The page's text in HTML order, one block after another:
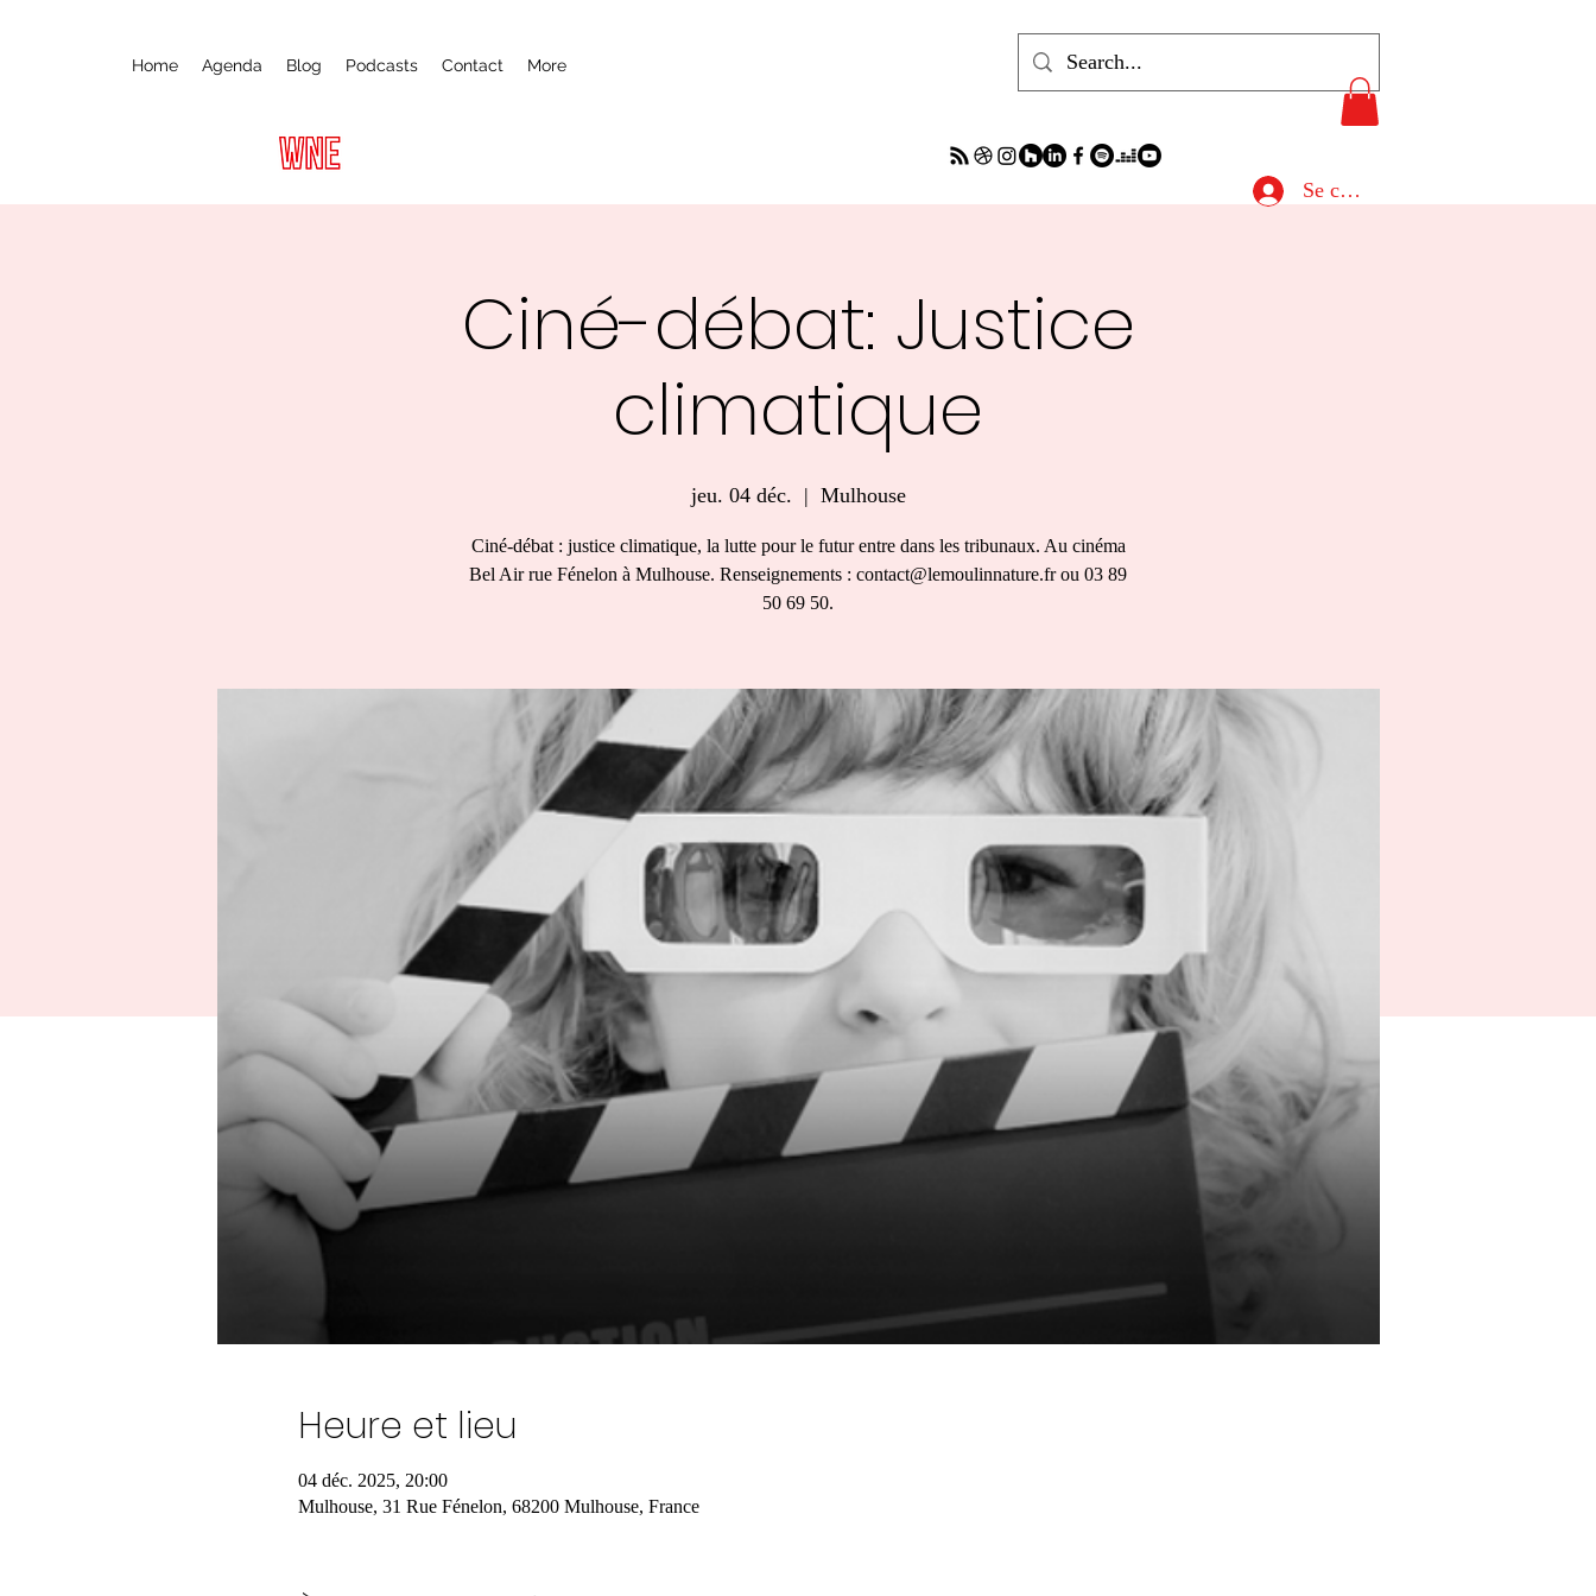
Home Agenda Blog Podcasts Contact More
Se connecter
Ciné-débat: Justice
climatique
jeu. 04 déc.
  |
Mulhouse
Ciné-débat : justice climatique, la lutte pour le futur entre dans les tribunaux. Au cinéma
Bel Air rue Fénelon à Mulhouse. Renseignements : contact@lemoulinnature.fr ou 03 89
50 69 50.
Heure et lieu
04 déc. 2025, 20:00
Mulhouse, 31 Rue Fénelon, 68200 Mulhouse, France